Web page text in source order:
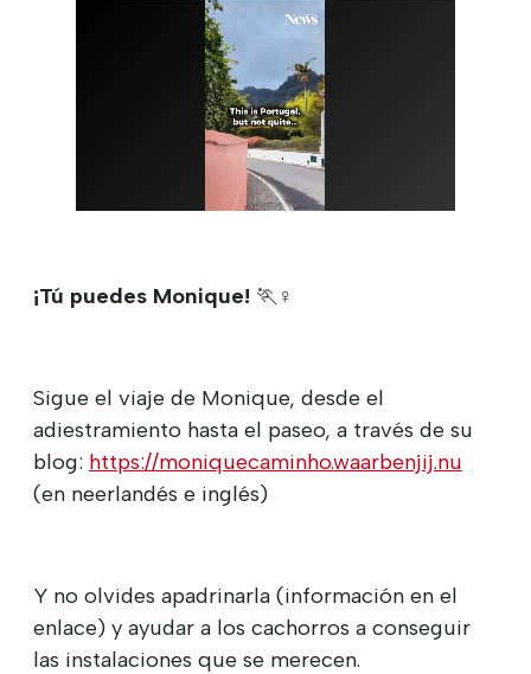
¡Tú puedes Monique! 🏃 ‍♀
Sigue el viaje de Monique, desde el
adiestramiento hasta el paseo, a través de su
blog: https://moniquecaminho.waarbenjij.nu
(en neerlandés e inglés)
Y no olvides apadrinarla (información en el
enlace) y ayudar a los cachorros a conseguir
las instalaciones que se merecen.